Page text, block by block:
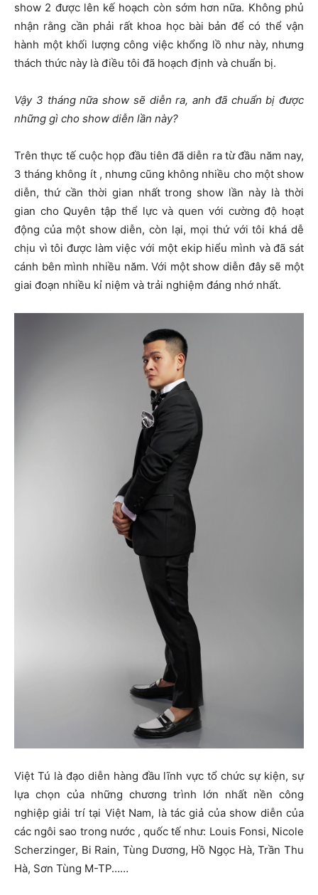
show 2 được lên kế hoạch còn sớm hơn nữa. Không phủ
nhận rằng cần phải rất khoa học bài bản để có thể vận
hành một khối lượng công việc khổng lồ như này, nhưng
thách thức này là điều tôi đã hoạch định và chuẩn bị.
Vậy 3 tháng nữa show sẽ diễn ra, anh đã chuẩn bị được
những gì cho show diễn lần này?
Trên thực tế cuộc họp đầu tiên đã diễn ra từ đầu năm nay,
3 tháng không ít , nhưng cũng không nhiều cho một show
diễn, thứ cần thời gian nhất trong show lần này là thời
gian cho Quyên tập thể lực và quen với cường độ hoạt
động của một show diễn, còn lại, mọi thứ với tôi khá dễ
chịu vì tôi được làm việc với một ekip hiểu mình và đã sát
cánh bên mình nhiều năm. Với một show diễn đây sẽ một
giai đoạn nhiều kỉ niệm và trải nghiệm đáng nhớ nhất.
Việt Tú là đạo diễn hàng đầu lĩnh vực tổ chức sự kiện, sự
lựa chọn của những chương trình lớn nhất nền công
nghiệp giải trí tại Việt Nam, là tác giả của show diễn của
các ngôi sao trong nước , quốc tế như: Louis Fonsi, Nicole
Scherzinger, Bi Rain, Tùng Dương, Hồ Ngọc Hà, Trần Thu
Hà, Sơn Tùng M-TP……